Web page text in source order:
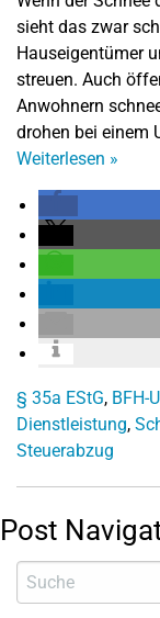
sieht das zwar
Hauseigentümer
streuen. Auch
Anwohnern
drohen bei einem
Weiterlesen »
§ 35a EStG, BFH-
Dienstleistung,
Steuerabzug
Post